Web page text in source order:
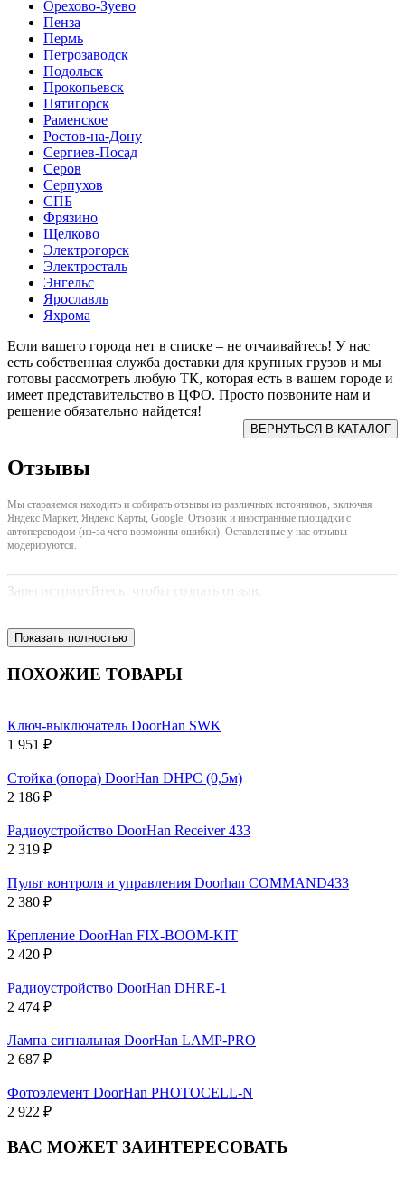
Орехово-Зуево
Пенза
Пермь
Петрозаводск
Подольск
Прокопьевск
Пятигорск
Раменское
Ростов-на-Дону
Сергиев-Посад
Серов
Серпухов
СПБ
Фрязино
Щелково
Электрогорск
Электросталь
Энгельс
Ярославль
Яхрома
Если вашего города нет в списке – не отчаивайтесь! У нас
есть собственная служба доставки для крупных грузов и мы
готовы рассмотреть любую ТК, которая есть в вашем городе и
имеет представительство в ЦФО. Просто позвоните нам и
решение обязательно найдется!
Отзывы
Мы стараяемся находить и собирать отзывы из различных источников, включая
Яндекс Маркет, Яндекс Карты, Google, Отзовик и иностранные площадки с
автопереводом (из-за чего возможны ошибки). Оставленные у нас отзывы
модерируются.
Зарегистрируйтесь, чтобы создать отзыв.
Показать полностью
ПОХОЖИЕ ТОВАРЫ
Ключ-выключатель DoorHan SWK
1 951 ₽
Стойка (опора) DoorHan DHPC (0,5м)
2 186 ₽
Радиоустройство DoorHan Receiver 433
2 319 ₽
Пульт контроля и управления Doorhan COMMAND433
2 380 ₽
Крепление DoorHan FIX-BOOM-KIT
2 420 ₽
Радиоустройство DoorHan DHRE-1
2 474 ₽
Лампа сигнальная DoorHan LAMP-PRO
2 687 ₽
Фотоэлемент DoorHan PHOTOCELL-N
2 922 ₽
ВАС МОЖЕТ ЗАИНТЕРЕСОВАТЬ